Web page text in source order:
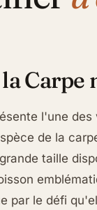
l'une des
de la
taille
par le défi